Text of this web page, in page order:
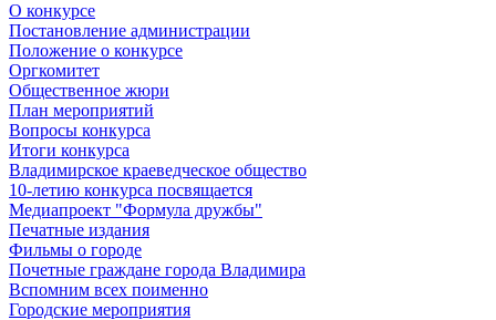
О конкурсе
Постановление администрации
Положение о конкурсе
Оргкомитет
Общественное жюри
План мероприятий
Вопросы конкурса
Итоги конкурса
Владимирское краеведческое общество
10-летию конкурса посвящается
Медиапроект "Формула дружбы"
Печатные издания
Фильмы о городе
Почетные граждане города Владимира
Вспомним всех поименно
Городские мероприятия